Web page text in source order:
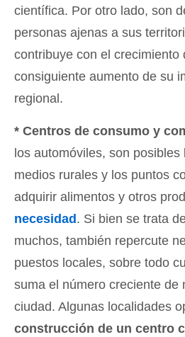
científica. Por otro lado, son
personas ajenas a sus
contribuye con el crecimiento
consiguiente aumento de su
regional.
* Centros de consumo y
los automóviles, son
medios rurales y los puntos
adquirir alimentos y otros
necesidad . Si bien se trata
muchos, también repercute
puestos locales, sobre todo
suma el número creciente de
ciudad. Algunas localidades
construcción de un centro